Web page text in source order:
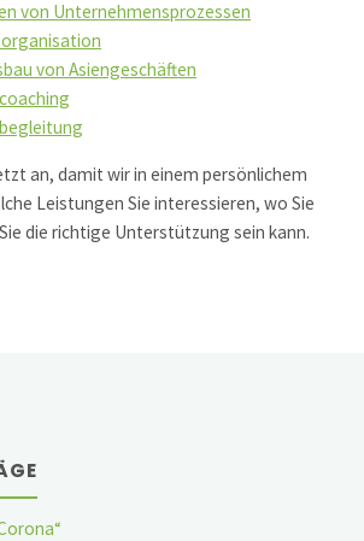
von Unternehmensprozessen
von Asiengeschäften
an, damit wir in einem persönlichem
Leistungen Sie interessieren, wo Sie
die richtige Unterstützung sein kann.